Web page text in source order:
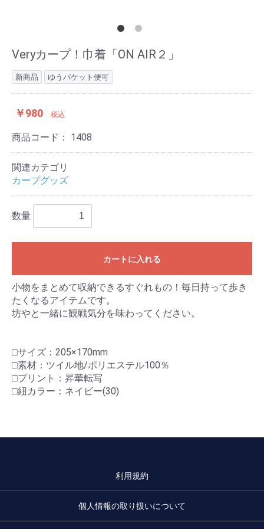
Veryカープ！巾着「ON AIR２」
新商品 ゆうパケット便可
￥980 税込
商品コード： 1408
関連カテゴリ
カープグッズ
数量
カートに入れる
小物をまとめて収納できるすぐれもの！毎日持って歩き
たくなるアイテムです。
坊やと一緒に観戦気分を味わってください。
□サイズ：205×170mm
□素材：ツイル地/ポリエステル100％
□プリント：昇華転写
□紐カラー：ネイビー(30)
利用規約
個人情報の取り扱いについて